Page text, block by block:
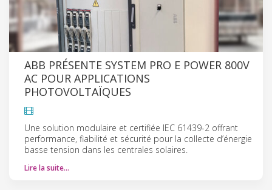
ABB PRÉSENTE SYSTEM PRO E POWER 800V
AC POUR APPLICATIONS
PHOTOVOLTAÏQUES
Une solution modulaire et certifiée IEC 61439-2 offrant
performance, fiabilité et sécurité pour la collecte d’énergie
basse tension dans les centrales solaires.
Lire la suite…